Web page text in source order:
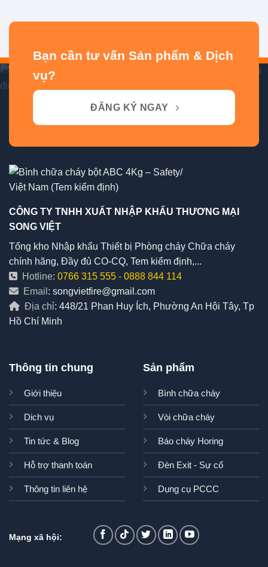
Bạn cần tư vấn Sản phẩm & Dịch
vụ?
ĐĂNG KÝ NGAY
CÔNG TY TNHH XUẤT NHẬP KHẨU THƯƠNG MẠI
SONG VIỆT
Tổng kho Nhập khẩu Thiết bị Phòng cháy Chữa cháy
chính hãng, Đầy đủ CO-CQ, Tem kiểm định,...
Hotline: 0766 315 555 - 0888 844 114
Email : songvietfire@gmail.com
Địa chỉ: 448/21 Phan Huy Ích, Phường An Hội Tây, Tp
Hồ Chí Minh
Thông tin chung
Giới thiệu
Dich vụ
Tin tức & Blog
Hỗ trợ thanh toán
Thông tin liên hệ
Sản phẩm
Bình chữa cháy
Vòi chữa cháy
Báo cháy Horing
Đèn Exit - Sự cố
Dụng cụ PCCC
Mạng xã hội: